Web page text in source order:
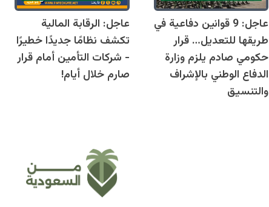
عاجل: 9 قوانين دفاعية في
طريقها للتعديل… قرار
حكومي صادم يلزم وزارة
الدفاع الوطني بالإشراف
والتنسيق
عاجل: الرقابة المالية
تكشف نظامًا جديدًا خطيرًا
- شركات التأمين أمام قرار
صارم خلال أيام!